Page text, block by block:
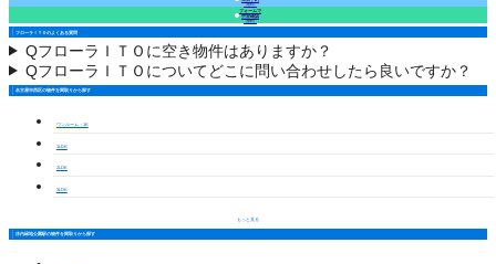
（無料）
フォームで
空室確認
（無料）
フローラＩＴＯのよくある質問
QフローラＩＴＯに空き物件はありますか？
QフローラＩＴＯについてどこに問い合わせしたら良いですか？
名古屋市西区の物件を間取りから探す
ワンルーム・1K
1LDK
2LDK
3LDK
もっと見る
庄内緑地公園駅の物件を間取りから探す